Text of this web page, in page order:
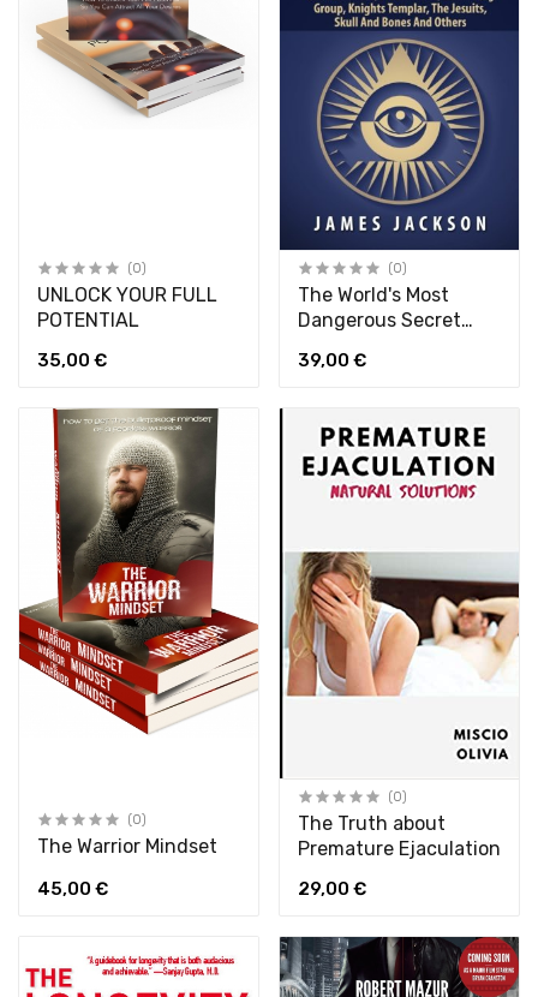
(0)
UNLOCK YOUR FULL
POTENTIAL
35,00 €
(0)
The World's Most
Dangerous Secret
39,00 €
(0)
The Warrior Mindset
45,00 €
(0)
The Truth about
Premature Ejaculation
29,00 €